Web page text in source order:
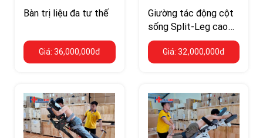
Bàn trị liệu đa tư thế
Giá: 36,000,000đ
Giường tác động cột
sống Split-Leg cao
cấp
Giá: 32,000,000đ